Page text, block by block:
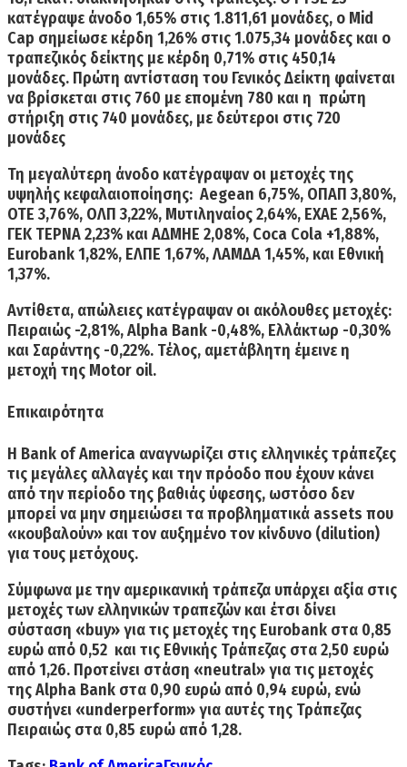
κατέγραψε άνοδο 1,65% στις 1.811,61 μονάδες, ο Mid
Cap σημείωσε κέρδη 1,26% στις 1.075,34 μονάδες και ο
τραπεζικός δείκτης με κέρδη 0,71% στις 450,14
μονάδες. Πρώτη αντίσταση του Γενικός Δείκτη φαίνεται
να βρίσκεται στις 760 με επομένη 780 και η πρώτη
στήριξη στις 740 μονάδες, με δεύτεροι στις 720
μονάδες
Τη μεγαλύτερη άνοδο κατέγραψαν οι μετοχές της
υψηλής κεφαλαιοποίησης: Aegean 6,75%, ΟΠΑΠ 3,80%,
ΟΤΕ 3,76%, ΟΛΠ 3,22%, Μυτιληναίος 2,64%, ΕΧΑΕ 2,56%,
ΓΕΚ ΤΕΡΝΑ 2,23% και ΑΔΜΗΕ 2,08%, Coca Cola +1,88%,
Eurobank 1,82%, ΕΛΠΕ 1,67%, ΛΑΜΔΑ 1,45%, και Εθνική
1,37%.
Αντίθετα, απώλειες κατέγραψαν οι ακόλουθες μετοχές:
Πειραιώς -2,81%, Alpha Bank -0,48%, Ελλάκτωρ -0,30%
και Σαράντης -0,22%. Τέλος, αμετάβλητη έμεινε η
μετοχή της Motor oil.
Επικαιρότητα
Η Bank of America αναγνωρίζει στις ελληνικές τράπεζες
τις μεγάλες αλλαγές και την πρόοδο που έχουν κάνει
από την περίοδο της βαθιάς ύφεσης, ωστόσο δεν
μπορεί να μην σημειώσει τα προβληματικά assets που
«κουβαλούν» και τον αυξημένο τον κίνδυνο (dilution)
για τους μετόχους.
Σύμφωνα με την αμερικανική τράπεζα υπάρχει αξία στις
μετοχές των ελληνικών τραπεζών και έτσι δίνει
σύσταση «buy» για τις μετοχές της Eurobank στα 0,85
ευρώ από 0,52 και τις Εθνικής Τράπεζας στα 2,50 ευρώ
από 1,26. Προτείνει στάση «neutral» για τις μετοχές
της Alpha Bank στα 0,90 ευρώ από 0,94 ευρώ, ενώ
συστήνει «underperform» για αυτές της Τράπεζας
Πειραιώς στα 0,85 ευρώ από 1,28.